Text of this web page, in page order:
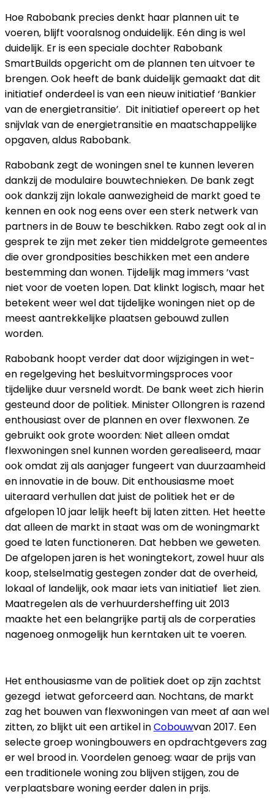
Hoe Rabobank precies denkt haar plannen uit te
voeren, blijft vooralsnog onduidelijk. Eén ding is wel
duidelijk. Er is een speciale dochter Rabobank
SmartBuilds opgericht om de plannen ten uitvoer te
brengen. Ook heeft de bank duidelijk gemaakt dat dit
initiatief onderdeel is van een nieuw initiatief ‘Bankier
van de energietransitie’. Dit initiatief opereert op het
snijvlak van de energietransitie en maatschappelijke
opgaven, aldus Rabobank.
Rabobank zegt de woningen snel te kunnen leveren
dankzij de modulaire bouwtechnieken. De bank zegt
ook dankzij zijn lokale aanwezigheid de markt goed te
kennen en ook nog eens over een sterk netwerk van
partners in de Bouw te beschikken. Rabo zegt ook al in
gesprek te zijn met zeker tien middelgrote gemeentes
die over grondposities beschikken met een andere
bestemming dan wonen. Tijdelijk mag immers ‘vast
niet voor de voeten lopen. Dat klinkt logisch, maar het
betekent weer wel dat tijdelijke woningen niet op de
meest aantrekkelijke plaatsen gebouwd zullen
worden.
Rabobank hoopt verder dat door wijzigingen in wet-
en regelgeving het besluitvormingsproces voor
tijdelijke duur versneld wordt. De bank weet zich hierin
gesteund door de politiek. Minister Ollongren is razend
enthousiast over de plannen en over flexwonen. Ze
gebruikt ook grote woorden: Niet alleen omdat
flexwoningen snel kunnen worden gerealiseerd, maar
ook omdat zij als aanjager fungeert van duurzaamheid
en innovatie in de bouw. Dit enthousiasme moet
uiteraard verhullen dat juist de politiek het er de
afgelopen 10 jaar lelijk heeft bij laten zitten. Het heette
dat alleen de markt in staat was om de woningmarkt
goed te laten functioneren. Dat hebben we geweten.
De afgelopen jaren is het woningtekort, zowel huur als
koop, stelselmatig gestegen zonder dat de overheid,
lokaal of landelijk, ook maar iets van initiatief liet zien.
Maatregelen als de verhuurdersheffing uit 2013
maakte het een belangrijke partij als de corperaties
nagenoeg onmogelijk hun kerntaken uit te voeren.
Het enthousiasme van de politiek doet op zijn zachtst
gezegd ietwat geforceerd aan. Nochtans, de markt
zag het bouwen van flexwoningen van meet af aan wel
zitten, zo blijkt uit een artikel inCobouwvan 2017. Een
selecte groep woningbouwers en opdrachtgevers zag
er wel brood in. Voordelen genoeg: waar de prijs van
een traditionele woning zou blijven stijgen, zou de
verplaatsbare woning eerder dalen in prijs.